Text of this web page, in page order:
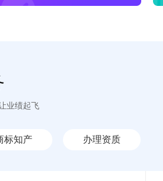
业绩起飞
标知产 办理资质